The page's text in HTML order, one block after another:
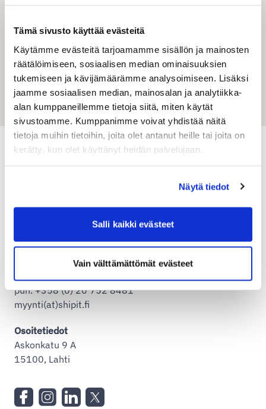
Tämä sivusto käyttää evästeitä
Käytämme evästeitä tarjoamamme sisällön ja mainosten
räätälöimiseen, sosiaalisen median ominaisuuksien
tukemiseen ja kävijämäärämme analysoimiseen. Lisäksi
jaamme sosiaalisen median, mainosalan ja analytiikka-
alan kumppaneillemme tietoja siitä, miten käytät
sivustoamme. Kumppanimme voivat yhdistää näitä
tietoja muihin tietoihin, joita olet antanut heille tai joita on
kerätty, kun olet käyttänyt heidän palvelujaan.
Näytä tiedot
Salli kaikki evästeet
Vain välttämättömät evästeet
Osoitekorttien massatulostukset
Omien kuljetusyhtiöiden asiakasnumeroiden
käyttö
Selkeä tilaushistoria ja osoitekirja
Tuonti- ja vientirahti
Shipit Quick-palvelu
Asiakaspalvelu
asiakaspalvelu(at)shipit.fi
Myynti
puh. +358 (0) 20 752 8481
myynti(at)shipit.fi
Osoitetiedot
Askonkatu 9 A
15100, Lahti